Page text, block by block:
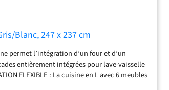
Blanc, 247 x 237 cm
permet l’intégration d’un four et d’un
entièrement intégrées pour lave-vaisselle
FLEXIBLE : La cuisine en L avec 6 meubles